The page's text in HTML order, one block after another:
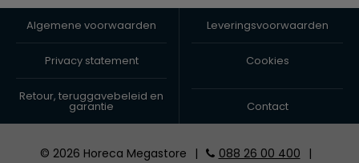
Algemene voorwaarden Leveringsvoorwaarden
Privacy statement Cookies
Retour, teruggavebeleid en
garantie Contact
© 2026 Horeca Megastore | 088 26 00 400 |